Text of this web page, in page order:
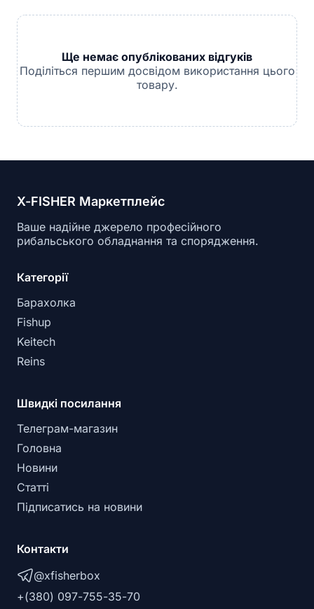
Ще немає опублікованих відгуків
Поділіться першим досвідом використання цього
товару.
X-FISHER Маркетплейс
Ваше надійне джерело професійного
рибальського обладнання та спорядження.
Категорії
Барахолка
Fishup
Keitech
Reins
Швидкі посилання
Телеграм-магазин
Головна
Новини
Статті
Підписатись на новини
Контакти
@xfisherbox
+(380) 097-755-35-70